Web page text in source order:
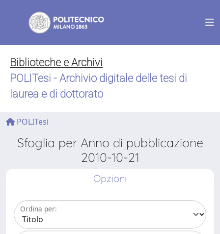
Biblioteche e Archivi
POLITesi - Archivio digitale delle tesi di
laurea e di dottorato
POLITesi
Sfoglia per Anno di pubblicazione
2010-10-21
Opzioni
Ordina per: